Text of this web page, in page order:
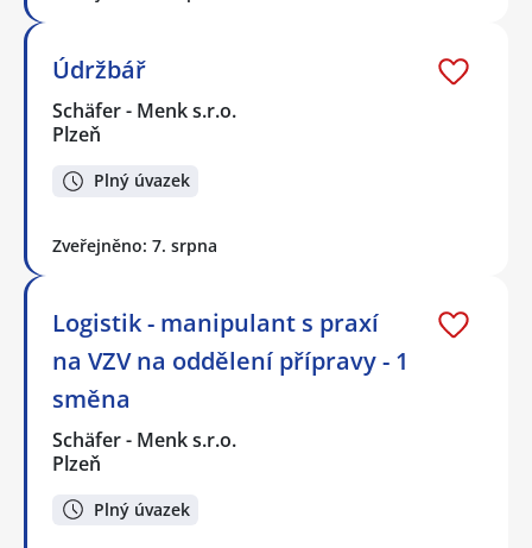
Údržbář
Schäfer - Menk s.r.o.
Plzeň
Plný úvazek
Zveřejněno: 7. srpna
Logistik - manipulant s praxí
na VZV na oddělení přípravy - 1
směna
Schäfer - Menk s.r.o.
Plzeň
Plný úvazek